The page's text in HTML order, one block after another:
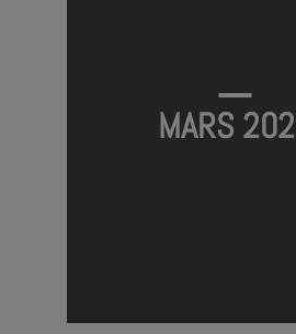
MARS